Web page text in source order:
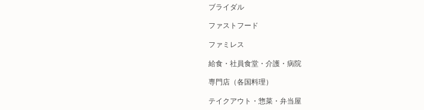
ブライダル
ファストフード
ファミレス
給食・社員食堂・介護・病院
専門店（各国料理）
テイクアウト・惣菜・弁当屋